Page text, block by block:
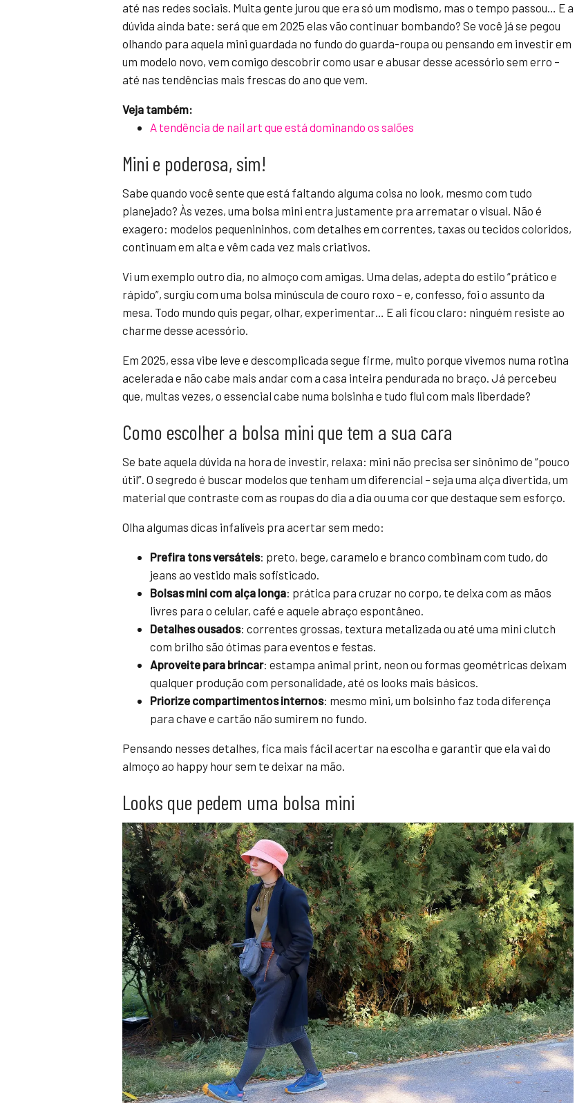
até nas redes sociais. Muita gente jurou que era só um modismo, mas o tempo passou… E a
dúvida ainda bate: será que em 2025 elas vão continuar bombando? Se você já se pegou
olhando para aquela mini guardada no fundo do guarda-roupa ou pensando em investir em
um modelo novo, vem comigo descobrir como usar e abusar desse acessório sem erro –
até nas tendências mais frescas do ano que vem.
Veja também:
A tendência de nail art que está dominando os salões
Mini e poderosa, sim!
Sabe quando você sente que está faltando alguma coisa no look, mesmo com tudo
planejado? Às vezes, uma bolsa mini entra justamente pra arrematar o visual. Não é
exagero: modelos pequenininhos, com detalhes em correntes, taxas ou tecidos coloridos,
continuam em alta e vêm cada vez mais criativos.
Vi um exemplo outro dia, no almoço com amigas. Uma delas, adepta do estilo “prático e
rápido”, surgiu com uma bolsa minúscula de couro roxo – e, confesso, foi o assunto da
mesa. Todo mundo quis pegar, olhar, experimentar… E ali ficou claro: ninguém resiste ao
charme desse acessório.
Em 2025, essa vibe leve e descomplicada segue firme, muito porque vivemos numa rotina
acelerada e não cabe mais andar com a casa inteira pendurada no braço. Já percebeu
que, muitas vezes, o essencial cabe numa bolsinha e tudo flui com mais liberdade?
Como escolher a bolsa mini que tem a sua cara
Se bate aquela dúvida na hora de investir, relaxa: mini não precisa ser sinônimo de “pouco
útil”. O segredo é buscar modelos que tenham um diferencial – seja uma alça divertida, um
material que contraste com as roupas do dia a dia ou uma cor que destaque sem esforço.
Olha algumas dicas infalíveis pra acertar sem medo:
Prefira tons versáteis: preto, bege, caramelo e branco combinam com tudo, do
jeans ao vestido mais sofisticado.
Bolsas mini com alça longa: prática para cruzar no corpo, te deixa com as mãos
livres para o celular, café e aquele abraço espontâneo.
Detalhes ousados: correntes grossas, textura metalizada ou até uma mini clutch
com brilho são ótimas para eventos e festas.
Aproveite para brincar: estampa animal print, neon ou formas geométricas deixam
qualquer produção com personalidade, até os looks mais básicos.
Priorize compartimentos internos: mesmo mini, um bolsinho faz toda diferença
para chave e cartão não sumirem no fundo.
Pensando nesses detalhes, fica mais fácil acertar na escolha e garantir que ela vai do
almoço ao happy hour sem te deixar na mão.
Looks que pedem uma bolsa mini